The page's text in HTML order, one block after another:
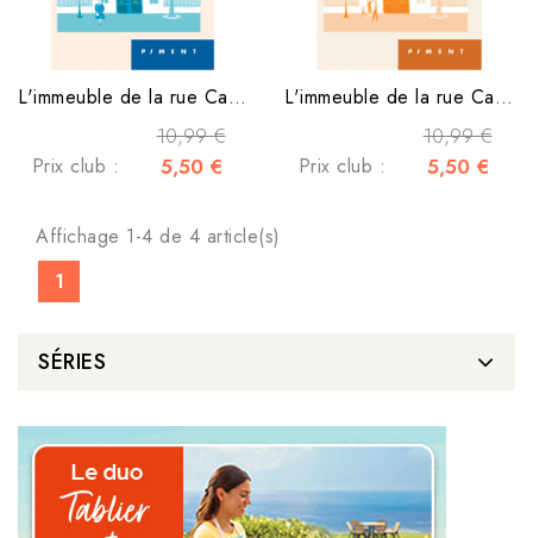
L'immeuble de la rue Cavendish - Tome 3 - Lucie se rebiffe
10,99 €
Prix club : 5,50 €
L'immeuble de la rue Cavendish - Tome 2 - Charlotte se cherche
10,99 €
Prix club : 5,50 €
Affichage 1-4 de 4 article(s)
1
SÉRIES